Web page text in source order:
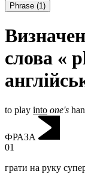
Phrase (1)
слова «
to play into one's
ФРАЗА
01
грати на руку